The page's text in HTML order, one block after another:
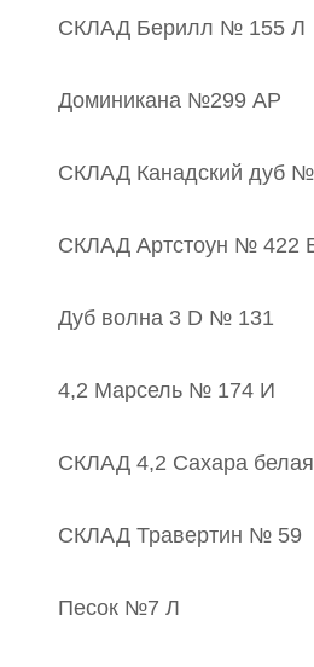
СКЛАД Берилл № 155 Л
Доминикана №299 АР
СКЛАД Канадский дуб
СКЛАД Артстоун № 422
Дуб волна 3 D № 131
4,2 Марсель № 174 И
СКЛАД 4,2 Сахара
СКЛАД Травертин № 59
Песок №7 Л